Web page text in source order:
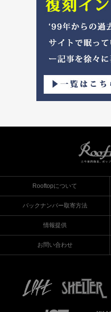
Rooftopについて
バックナンバー取寄方法
情報提供
お問い合わせ